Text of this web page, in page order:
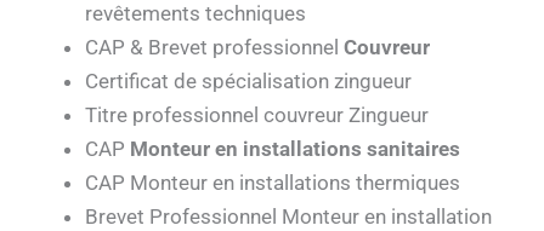
revêtements techniques
CAP & Brevet professionnel Couvreur
Certificat de spécialisation zingueur
Titre professionnel couvreur Zingueur
CAP Monteur en installations sanitaires
CAP Monteur en installations thermiques
Brevet Professionnel Monteur en installation